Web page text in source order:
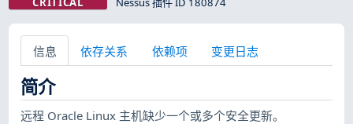
信息 依存关系 依赖项 变更日志
简介
远程 Oracle Linux 主机缺少一个或多个安全更新。